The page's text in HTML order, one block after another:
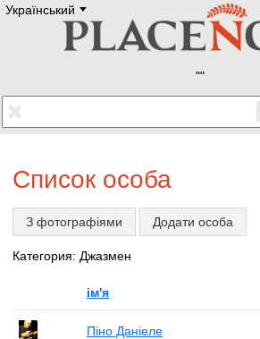
Український E
Deutsch
Francais
Polski
Eestikeelne
Список особа
З фотографіями Додати особа
Категория: Джазмен
ім'я
Піно Даніеле